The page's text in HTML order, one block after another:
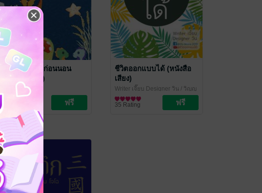
รวมนิทานฟังก่อนนอน
(หนังสือเสียง)
นทธี ศศิวิมล
หนังสือเด็กปฐมวัย / นิทานภาพ
ชีวิตออกแบบได้ (หนังสือ
เสียง)
Writer เจี๊ยบ Designer วิน / วิญญู
วานิชศิริโรจน์
พัฒนาตนเอง
35 Rating